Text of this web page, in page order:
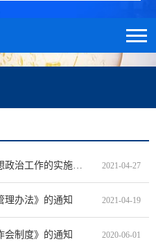
关于印发《关于加强和改进思想政治工作的实施意见》的通知 2021-04-27
理办法》的通知 2021-04-19
会制度》的通知 2020-06-01